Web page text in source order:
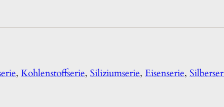
, Kohlenstoffserie, Siliziumserie, Eisenserie,